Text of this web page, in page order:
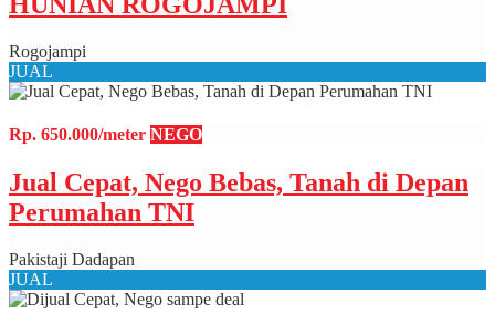
Rogojampi
JUAL
Rp. 650.000/meter NEGO
Jual Cepat, Nego Bebas, Tanah di Depan
Perumahan TNI
Pakistaji Dadapan
JUAL